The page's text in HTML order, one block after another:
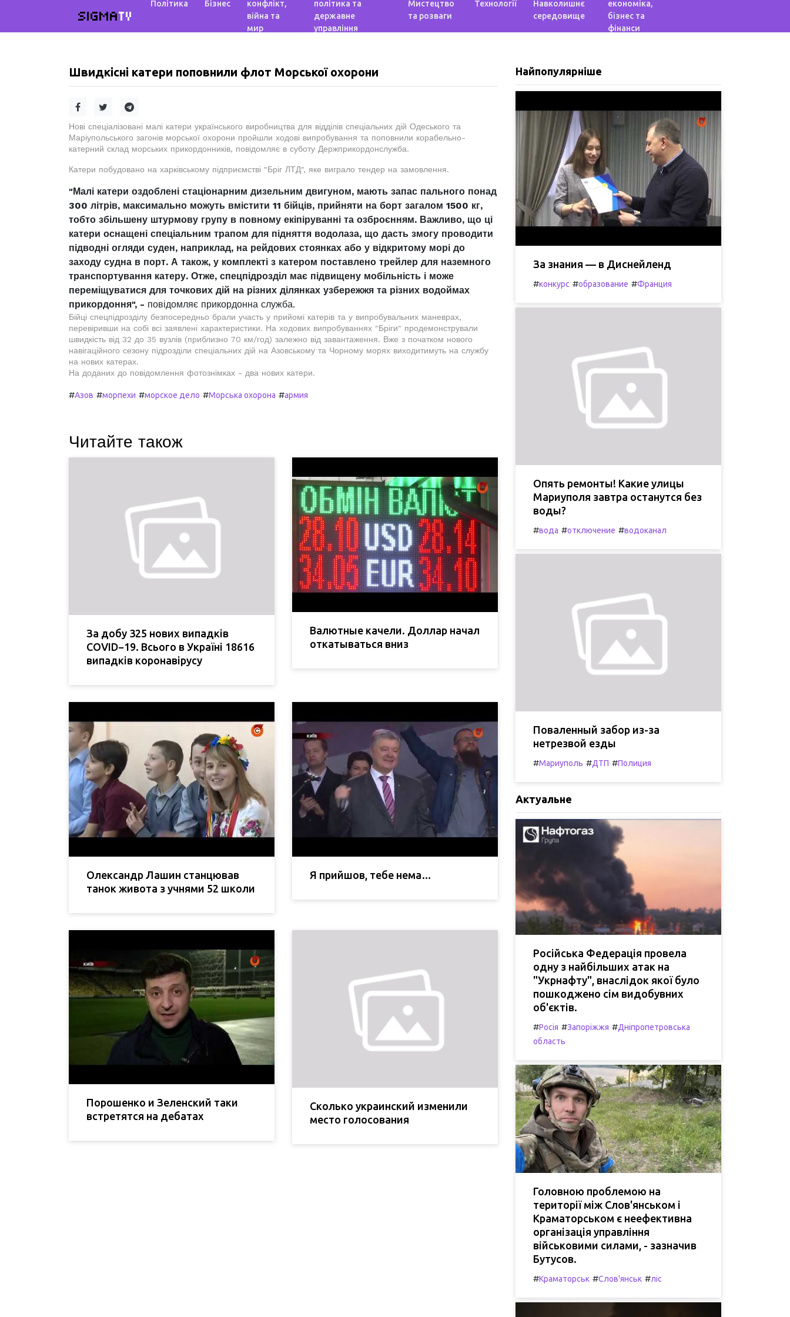
SIGMATV
Політика Бізнес
конфлікт,
війна та
мир
політика та
державне
управління
Мистецтво
та розваги
Технології
Навколишнє
середовище
економіка,
бізнес та
фінанси
Швидкісні катери поповнили флот Морської охорони
Нові спеціалізовані малі катери українського виробництва для відділів спеціальних дій Одеського та
Маріупольського загонів морської охорони пройшли ходові випробування та поповнили корабельно-
катерний склад морських прикордонників, повідомляє в суботу Держприкордонслужба.
Катери побудовано на харківському підприємстві "Бріг ЛТД", яке виграло тендер на замовлення.
"Малі катери оздоблені стаціонарним дизельним двигуном, мають запас пального понад
300 літрів, максимально можуть вмістити 11 бійців, прийняти на борт загалом 1500 кг,
тобто збільшену штурмову групу в повному екіпіруванні та озброєнням. Важливо, що ці
катери оснащені спеціальним трапом для підняття водолаза, що дасть змогу проводити
підводні огляди суден, наприклад, на рейдових стоянках або у відкритому морі до
заходу судна в порт. А також, у комплекті з катером поставлено трейлер для наземного
транспортування катеру. Отже, спецпідрозділ має підвищену мобільність і може
переміщуватися для точкових дій на різних ділянках узбережжя та різних водоймах
прикордоння", - повідомляє прикордонна служба.
Бійці спецпідрозділу безпосередньо брали участь у прийомі катерів та у випробувальних маневрах,
перевіривши на собі всі заявлені характеристики. На ходових випробуваннях "Бріги" продемонстрували
швидкість від 32 до 35 вузлів (приблизно 70 км/год) залежно від завантаження. Вже з початком нового
навігаційного сезону підрозділи спеціальних дій на Азовському та Чорному морях виходитимуть на службу
на нових катерах.
На доданих до повідомлення фотознімках - два нових катери.
#Азов #морпехи #морское дело #Морська охорона #армия
Читайте також
За добу 325 нових випадків
COVID−19. Всього в Україні 18616
випадків коронавірусу
Валютные качели. Доллар начал
откатываться вниз
Олександр Лашин станцював
танок живота з учнями 52 школи
Я прийшов, тебе нема…
Порошенко и Зеленский таки
встретятся на дебатах
Сколько украинский изменили
место голосования
Найпопулярніше
За знания — в Диснейленд
#конкурс #образование #Франция
Опять ремонты! Какие улицы
Мариуполя завтра останутся без
воды?
#вода #отключение #водоканал
Поваленный забор из-за
нетрезвой езды
#Мариуполь #ДТП #Полиция
Актуальне
Російська Федерація провела
одну з найбільших атак на
"Укрнафту", внаслідок якої було
пошкоджено сім видобувних
об'єктів.
#Росія #Запоріжжя #Дніпропетровська
область
Головною проблемою на
території між Слов'янськом і
Краматорськом є неефективна
організація управління
військовими силами, - зазначив
Бутусов.
#Краматорськ #Слов'янськ #ліс